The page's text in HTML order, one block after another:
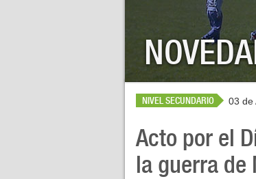
NIVEL SECUNDARIO 03 de
Acto por el
la guerra de